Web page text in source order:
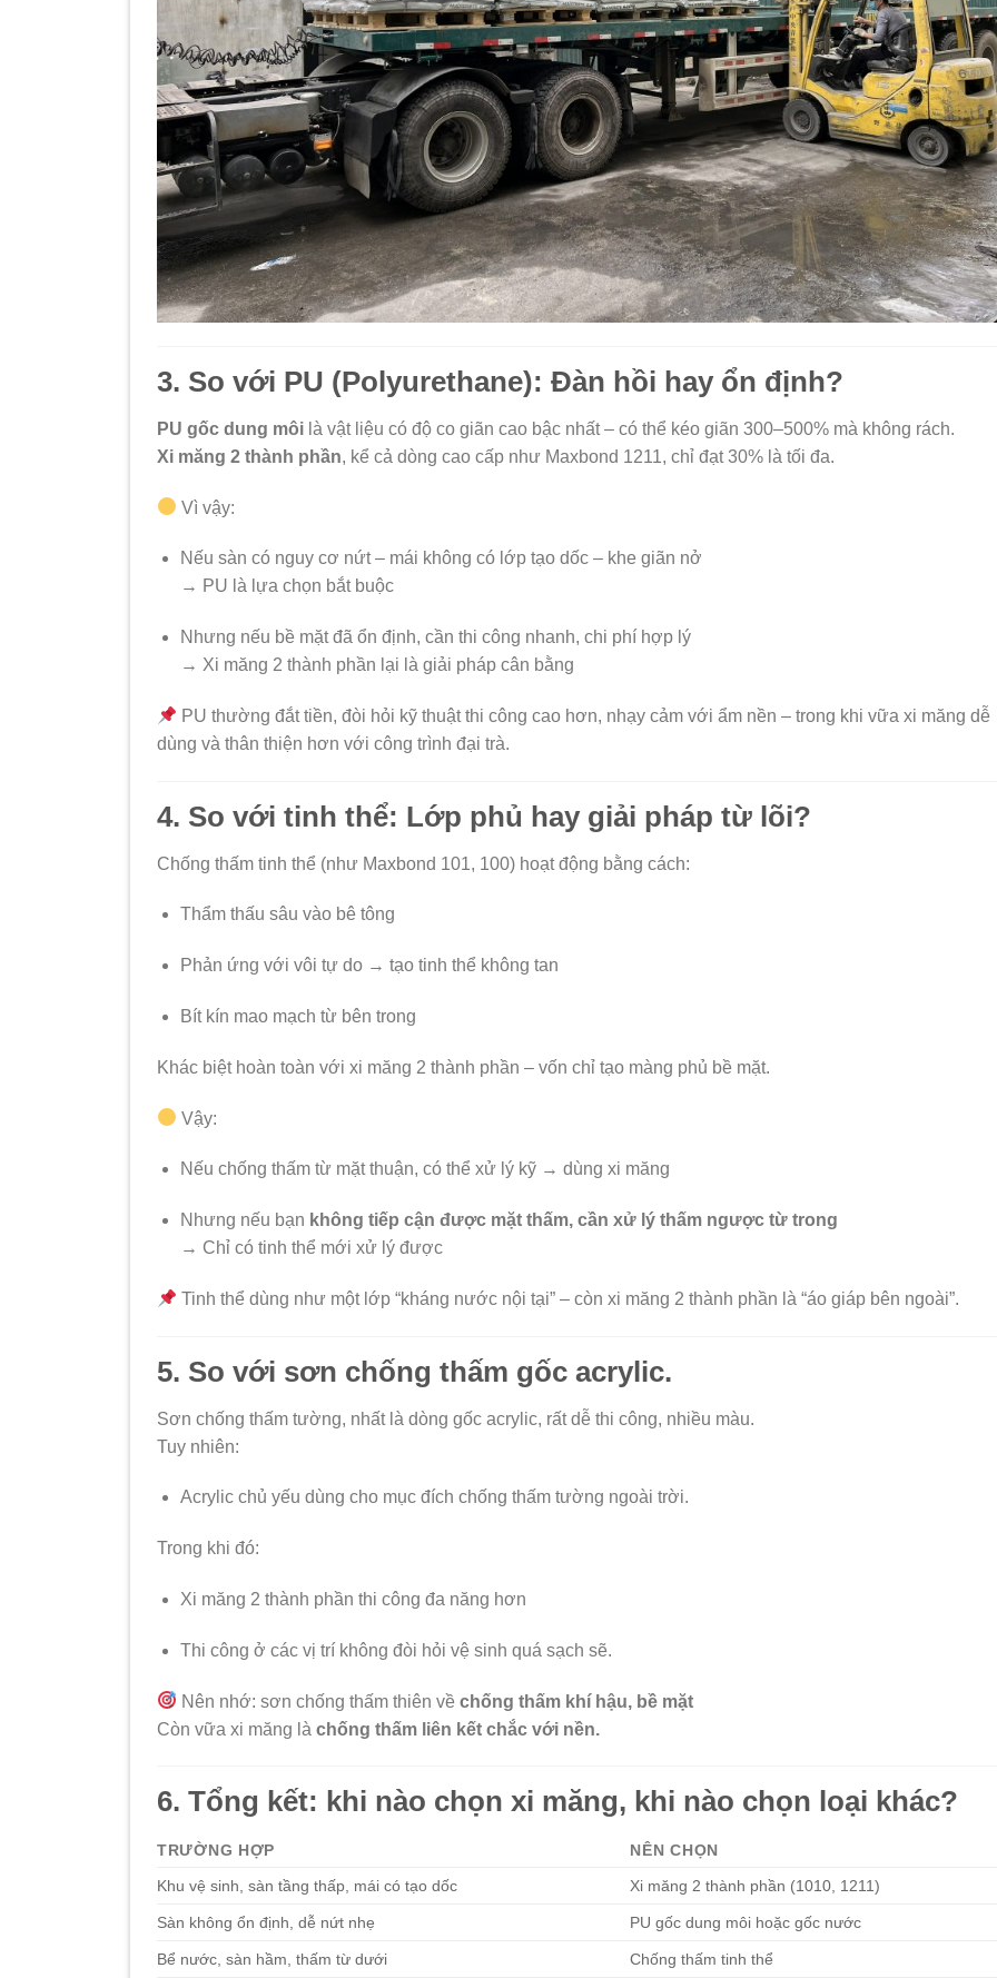
3. So với PU (Polyurethane): Đàn hồi hay ổn định?
PU gốc dung môi là vật liệu có độ co giãn cao bậc nhất – có thể kéo giãn 300–500% mà không rách.
Xi măng 2 thành phần, kể cả dòng cao cấp như Maxbond 1211, chỉ đạt 30% là tối đa.
Vì vậy:
Nếu sàn có nguy cơ nứt – mái không có lớp tạo dốc – khe giãn nở
→ PU là lựa chọn bắt buộc
Nhưng nếu bề mặt đã ổn định, cần thi công nhanh, chi phí hợp lý
→ Xi măng 2 thành phần lại là giải pháp cân bằng
PU thường đắt tiền, đòi hỏi kỹ thuật thi công cao hơn, nhạy cảm với ẩm nền – trong khi vữa xi măng dễ
dùng và thân thiện hơn với công trình đại trà.
4. So với tinh thể: Lớp phủ hay giải pháp từ lõi?
Chống thấm tinh thể (như Maxbond 101, 100) hoạt động bằng cách:
Thẩm thấu sâu vào bê tông
Phản ứng với vôi tự do → tạo tinh thể không tan
Bít kín mao mạch từ bên trong
Khác biệt hoàn toàn với xi măng 2 thành phần – vốn chỉ tạo màng phủ bề mặt.
Vậy:
Nếu chống thấm từ mặt thuận, có thể xử lý kỹ → dùng xi măng
Nhưng nếu bạn không tiếp cận được mặt thấm, cần xử lý thấm ngược từ trong
→ Chỉ có tinh thể mới xử lý được
Tinh thể dùng như một lớp “kháng nước nội tại” – còn xi măng 2 thành phần là “áo giáp bên ngoài”.
5. So với sơn chống thấm gốc acrylic.
Sơn chống thấm tường, nhất là dòng gốc acrylic, rất dễ thi công, nhiều màu.
Tuy nhiên:
Acrylic chủ yếu dùng cho mục đích chống thấm tường ngoài trời.
Trong khi đó:
Xi măng 2 thành phần thi công đa năng hơn
Thi công ở các vị trí không đòi hỏi vệ sinh quá sạch sẽ.
Nên nhớ: sơn chống thấm thiên vềchống thấm khí hậu, bề mặt
Còn vữa xi măng là chống thấm liên kết chắc với nền.
6. Tổng kết: khi nào chọn xi măng, khi nào chọn loại khác?
TRƯỜNG HỢP
NÊN CHỌN
Khu vệ sinh, sàn tầng thấp, mái có tạo dốc
Xi măng 2 thành phần (1010, 1211)
Sàn không ổn định, dễ nứt nhẹ PU gốc dung môi hoặc gốc nước
Bể nước, sàn hầm, thấm từ dưới Chống thấm tinh thể